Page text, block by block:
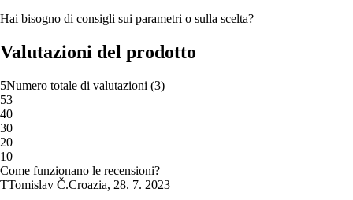
Hai bisogno di consigli sui parametri o sulla scelta?
Valutazioni del prodotto
5Numero totale di valutazioni (3)
53
40
30
20
10
Come funzionano le recensioni?
TTomislav Č.Croazia, 28. 7. 2023